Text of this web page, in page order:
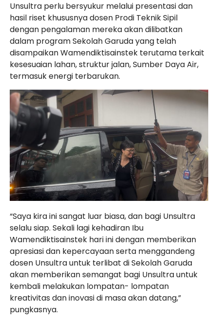
Unsultra perlu bersyukur melalui presentasi dan
hasil riset khususnya dosen Prodi Teknik Sipil
dengan pengalaman mereka akan dilibatkan
dalam program Sekolah Garuda yang telah
disampaikan Wamendiktisainstek terutama terkait
kesesuaian lahan, struktur jalan, Sumber Daya Air,
termasuk energi terbarukan.
“Saya kira ini sangat luar biasa, dan bagi Unsultra
selalu siap. Sekali lagi kehadiran Ibu
Wamendiktisainstek hari ini dengan memberikan
apresiasi dan kepercayaan serta menggandeng
dosen Unsultra untuk terlibat di Sekolah Garuda
akan memberikan semangat bagi Unsultra untuk
kembali melakukan lompatan- lompatan
kreativitas dan inovasi di masa akan datang,”
pungkasnya.